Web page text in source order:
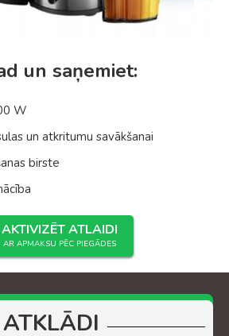
un saņemiet:
W
un atkritumu savākšanai
birste
AKTIVIZĒT ATLAIDI
AR APMAKSU PĒC PIEGĀDES
ATKLĀDI